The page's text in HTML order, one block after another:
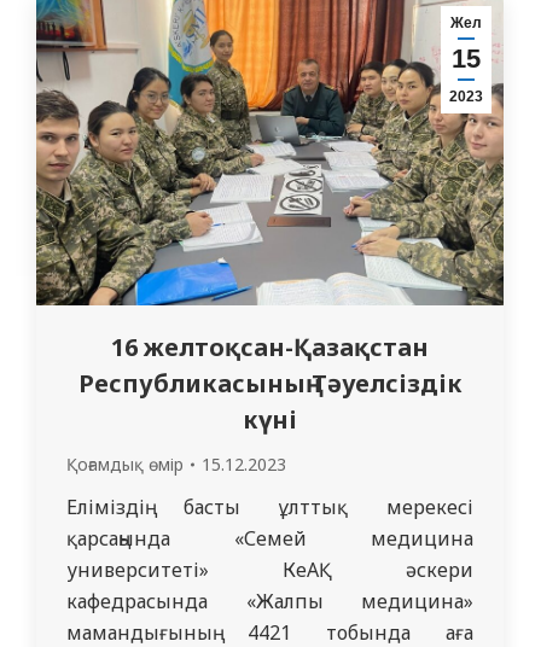
өткізеді. Бұл жұмыс болашақ
ұрпағымыздың саналы болуын және өмір
сүруге деген…
Жел
15
2023
16 желтоқсан-Қазақстан
Республикасының Тәуелсіздік
күні
Қоғамдық өмір 15.12.2023
Еліміздің басты ұлттық мерекесі
қарсаңында «Семей медицина
университеті» КеАҚ әскери
кафедрасында «Жалпы медицина»
мамандығының 4421 тобында аға